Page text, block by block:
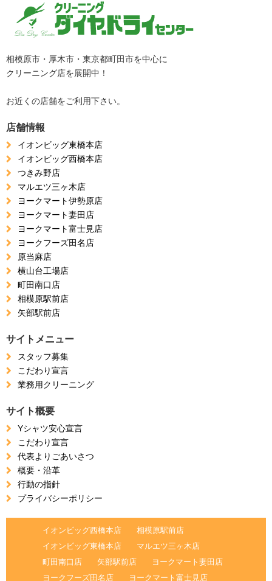
相模原市・厚木市・東京都町田市を中心に
クリーニング店を展開中！
お近くの店舗をご利用下さい。
店舗情報
イオンビッグ東橋本店
イオンビッグ西橋本店
つきみ野店
マルエツ三ヶ木店
ヨークマート伊勢原店
ヨークマート妻田店
ヨークマート富士見店
ヨークフーズ田名店
原当麻店
横山台工場店
町田南口店
相模原駅前店
矢部駅前店
サイトメニュー
スタッフ募集
こだわり宣言
業務用クリーニング
サイト概要
Yシャツ安心宣言
こだわり宣言
代表よりごあいさつ
概要・沿革
行動の指針
プライバシーポリシー
イオンビッグ西橋本店
相模原駅前店
イオンビッグ東橋本店
マルエツ三ヶ木店
町田南口店
矢部駅前店
ヨークマート妻田店
ヨークフーズ田名店
ヨークマート富士見店